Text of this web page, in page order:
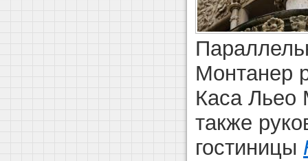
Монтанер
Каса Льео
также
гостиницы